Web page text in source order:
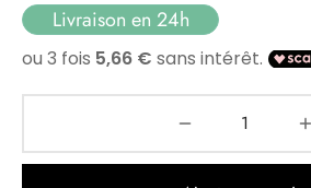
Livraison en 24h